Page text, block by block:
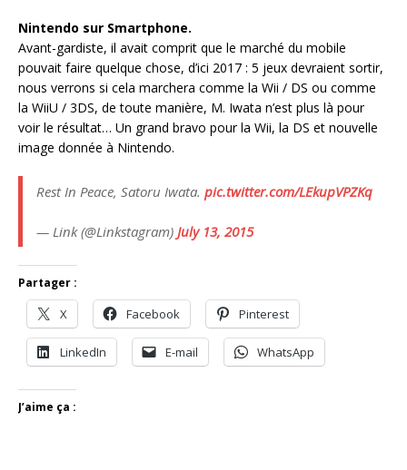
Nintendo sur Smartphone.
Avant-gardiste, il avait comprit que le marché du mobile
pouvait faire quelque chose, d’ici 2017 : 5 jeux devraient sortir,
nous verrons si cela marchera comme la Wii / DS ou comme
la WiiU / 3DS, de toute manière, M. Iwata n’est plus là pour
voir le résultat… Un grand bravo pour la Wii, la DS et nouvelle
image donnée à Nintendo.
Rest In Peace, Satoru Iwata. pic.twitter.com/LEkupVPZKq
— Link (@Linkstagram) July 13, 2015
Partager :
X Facebook Pinterest
LinkedIn E-mail WhatsApp
J’aime ça :